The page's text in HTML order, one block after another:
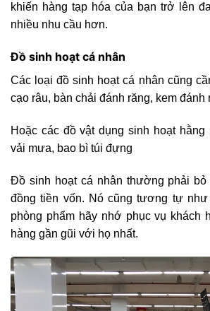
khiến hàng tạp hóa của bạn trở lên
nhiều nhu cầu hơn.
Đồ sinh hoạt cá nhân
Các loại đồ sinh hoạt cá nhân cũng
cạo râu, bàn chải đánh răng, kem
Hoặc các đồ vật dụng sinh hoạt
vải mưa, bao bì túi đựng
Đồ sinh hoạt cá nhân thường phải bỏ
đồng tiền vốn. Nó cũng tương tự như
phòng phẩm hãy nhớ phục vụ khách
hàng gần gũi với họ nhất.